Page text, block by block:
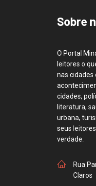
Sobre
O Portal
leitores o
nas cidades
cidades,
literatura,
urbana,
seus
verdade.
Rua
Claros